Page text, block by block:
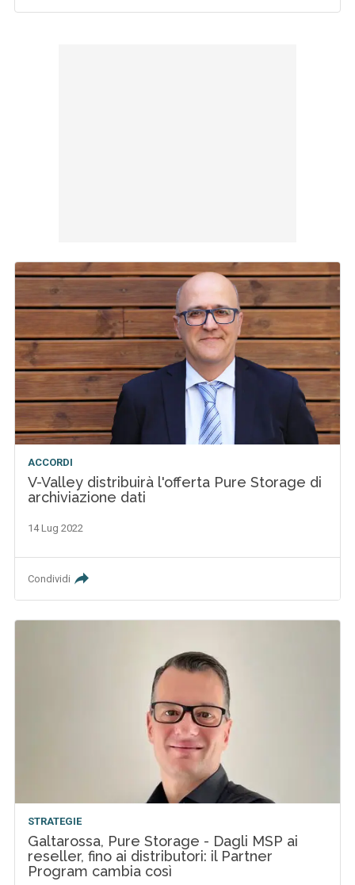
ACCORDI
V-Valley distribuirà l'offerta Pure Storage di
archiviazione dati
14 Lug 2022
Condividi
STRATEGIE
Galtarossa, Pure Storage - Dagli MSP ai
reseller, fino ai distributori: il Partner
Program cambia così